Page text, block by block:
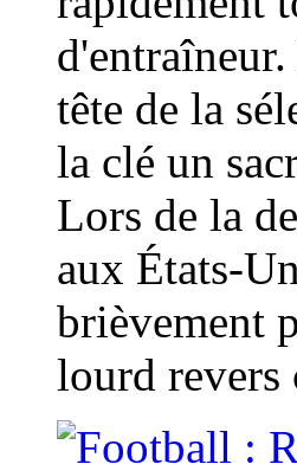
tête de la
la clé un
Lors de la
aux États-
brièvement
lourd revers